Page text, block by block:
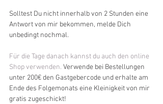
Solltest Du nicht innerhalb von 2 Stunden eine
Antwort von mir bekommen, melde Dich
unbedingt nochmal.
Für die Tage danach kannst du auch den online
Shop verwenden. Verwende bei Bestellungen
unter 200€ den Gastgebercode und erhalte am
Ende des Folgemonats eine Kleinigkeit von mir
gratis zugeschickt!